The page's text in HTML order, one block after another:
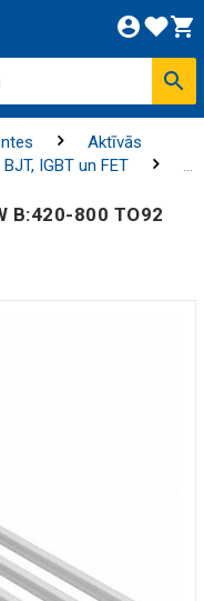
Aktīvās
BJT, IGBT un FET
B:420-800 TO92